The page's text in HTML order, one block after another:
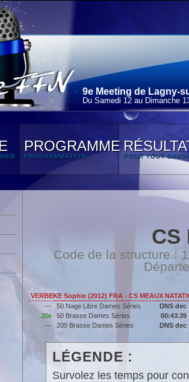
9e Meeting de Lagny-
Du Samedi 12 au Dimanche
PROGRAMME
PROGRAMMATION POUR TOUT
CS
Code de la structure :
VERBEKE Sophie (2012) FRA - CS MEAUX
---
50 Nage Libre Dames Séries
DNS dec
20e
50 Brasse Dames Séries
00:43.39
---
200 Brasse Dames Séries DNS dec
LÉGENDE :
Survolez les temps pour